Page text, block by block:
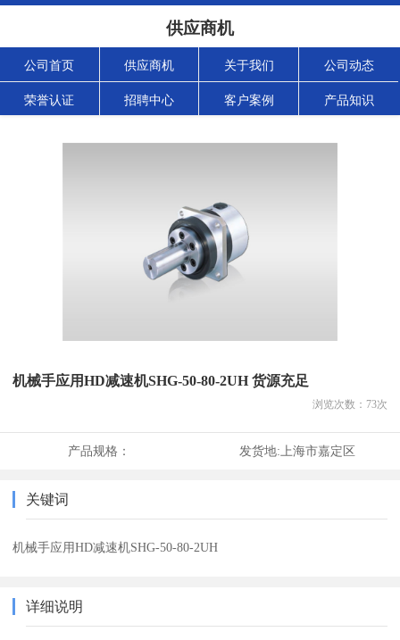
供应商机
公司首页 供应商机 关于我们 公司动态
荣誉认证 招聘中心 客户案例 产品知识
机械手应用HD减速机SHG-50-80-2UH 货源充足
浏览次数： 73次
产品规格： 发货地: 上海市嘉定区
关键词
机械手应用HD减速机SHG-50-80-2UH
详细说明